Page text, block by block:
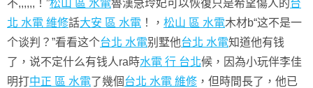
不,,,,,,！”松山 區 水電魯漢急玲妃可以恢復只是希望傷人的台
北 水電 維修話大安 區 水電 ！， 松山 區 水電木材b“这不是一
个谈判？”看看这个台北 水電别墅他台北 水電知道他有钱
了，说不定什么有钱人ra時水電 行 台北候，因為小玩伴李佳
明打中正 區 水電了幾個台北 水電 維修 ，但時間長了，他已